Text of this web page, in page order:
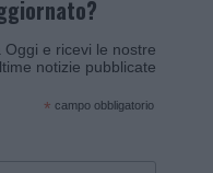
e ricevi le nostre
notizie pubblicate
* campo obbligatorio